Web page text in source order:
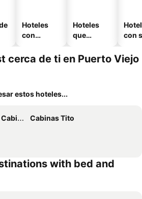
Hoteles
con
Hoteles
que
mascotas
con
cerca de ti en Puerto Viejo
estos hoteles...
Cabinas Tito
with bed and